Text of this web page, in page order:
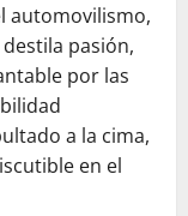
automovilismo,
pasión,
por las
a la cima,
en el